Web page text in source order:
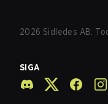
2026 Sidledes AB.
SIGA